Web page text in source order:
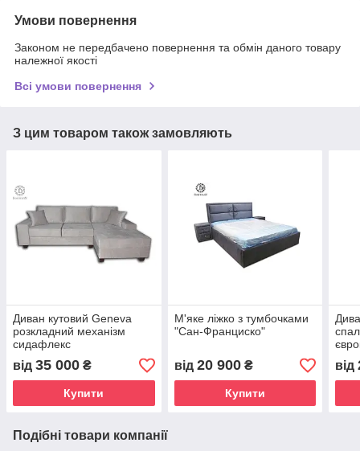
Умови повернення
Законом не передбачено повернення та обмін даного товару
належної якості
Всі умови повернення
З цим товаром також замовляють
Диван кутовий Geneva
розкладний механізм
сидафлекс
від 35 000 ₴
Купити
М'яке ліжко з тумбочками
"Сан-Франциско"
від 20 900₴
Купити
від
Подібні товари компанії